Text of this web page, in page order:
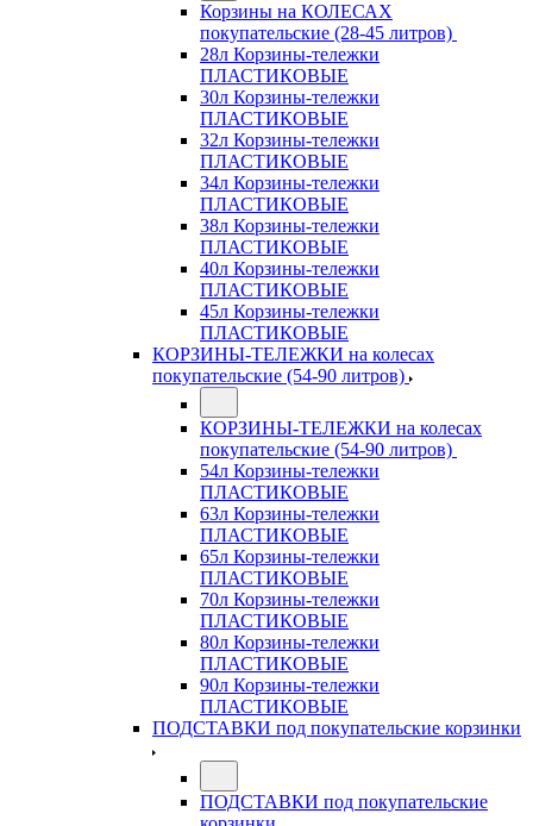
Корзины на КОЛЕСАХ
покупательские (28-45 литров)
28л Корзины-тележки
ПЛАСТИКОВЫЕ
30л Корзины-тележки
ПЛАСТИКОВЫЕ
32л Корзины-тележки
ПЛАСТИКОВЫЕ
34л Корзины-тележки
ПЛАСТИКОВЫЕ
38л Корзины-тележки
ПЛАСТИКОВЫЕ
40л Корзины-тележки
ПЛАСТИКОВЫЕ
45л Корзины-тележки
ПЛАСТИКОВЫЕ
КОРЗИНЫ-ТЕЛЕЖКИ на колесах
покупательские (54-90 литров)
КОРЗИНЫ-ТЕЛЕЖКИ на колесах
покупательские (54-90 литров)
54л Корзины-тележки
ПЛАСТИКОВЫЕ
63л Корзины-тележки
ПЛАСТИКОВЫЕ
65л Корзины-тележки
ПЛАСТИКОВЫЕ
70л Корзины-тележки
ПЛАСТИКОВЫЕ
80л Корзины-тележки
ПЛАСТИКОВЫЕ
90л Корзины-тележки
ПЛАСТИКОВЫЕ
ПОДСТАВКИ под покупательские корзинки
ПОДСТАВКИ под покупательские